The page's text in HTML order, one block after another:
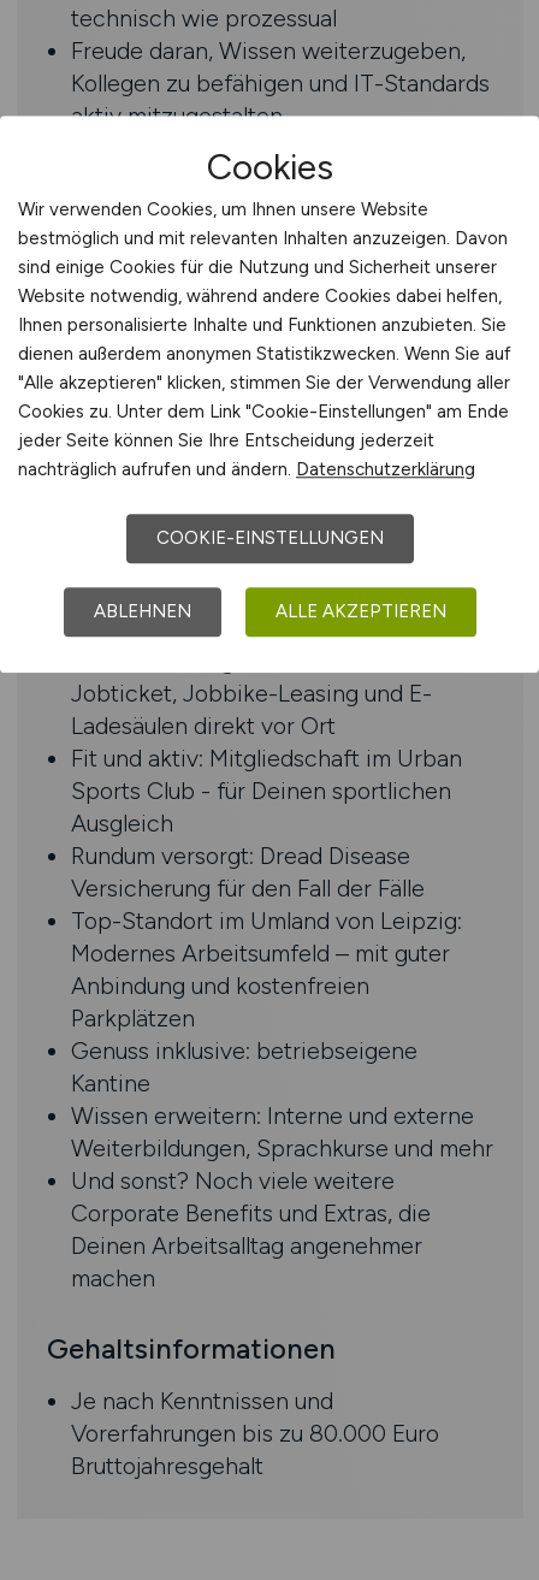
technisch wie prozessual
Freude daran, Wissen weiterzugeben,
Kollegen zu befähigen und IT-Standards
aktiv mitzugestalten
Die Fähigkeit, technische Themen klar
und verständlich zu erklären - auch für
nicht-technische Stakeholder
Benefits
Sicherer Einstieg: Unbefristeter
Arbeitsvertrag und 30 Tage Urlaub - für
echte Planungssicherheit
Flexibilität pur: Mobiles Arbeiten bis zu
2 Tagen pro Woche möglich - Du
Familienfreundlich: Zuschuss zur
Kinderbetreuung für Deine Kleinen im
Jobticket, Jobbike-Leasing und E-
Ladesäulen direkt vor Ort
Fit und aktiv: Mitgliedschaft im Urban
Sports Club - für Deinen sportlichen
Ausgleich
Rundum versorgt: Dread Disease
Versicherung für den Fall der Fälle
Top-Standort im Umland von Leipzig:
Modernes Arbeitsumfeld – mit guter
Anbindung und kostenfreien
Parkplätzen
Genuss inklusive: betriebseigene
Kantine
Wissen erweitern: Interne und externe
Weiterbildungen, Sprachkurse und mehr
Und sonst? Noch viele weitere
Corporate Benefits und Extras, die
Deinen Arbeitsalltag angenehmer
machen
Gehaltsinformationen
Je nach Kenntnissen und
Vorerfahrungen bis zu 80.000 Euro
Bruttojahresgehalt
Cookies
Wir verwenden Cookies, um Ihnen unsere Website
bestmöglich und mit relevanten Inhalten anzuzeigen. Davon
sind einige Cookies für die Nutzung und Sicherheit unserer
Website notwendig, während andere Cookies dabei helfen,
Ihnen personalisierte Inhalte und Funktionen anzubieten. Sie
dienen außerdem anonymen Statistikzwecken. Wenn Sie auf
"Alle akzeptieren" klicken, stimmen Sie der Verwendung aller
Cookies zu. Unter dem Link "Cookie-Einstellungen" am Ende
jeder Seite können Sie Ihre Entscheidung jederzeit
nachträglich aufrufen und ändern. Datenschutzerklärung
COOKIE-EINSTELLUNGEN
ABLEHNEN ALLE AKZEPTIEREN